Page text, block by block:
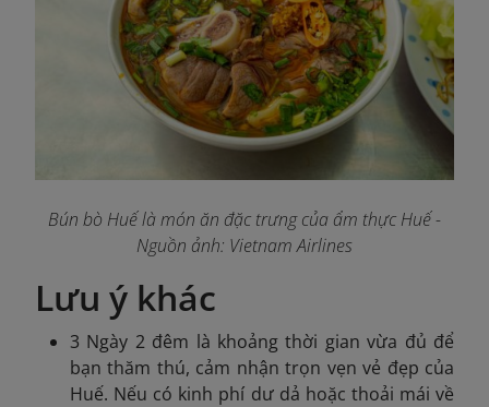
Bún bò Huế là món ăn đặc trưng của ẩm thực Huế -
Nguồn ảnh: Vietnam Airlines
Lưu ý khác
3 Ngày 2 đêm là khoảng thời gian vừa đủ để
bạn thăm thú, cảm nhận trọn vẹn vẻ đẹp của
Huế. Nếu có kinh phí dư dả hoặc thoải mái về